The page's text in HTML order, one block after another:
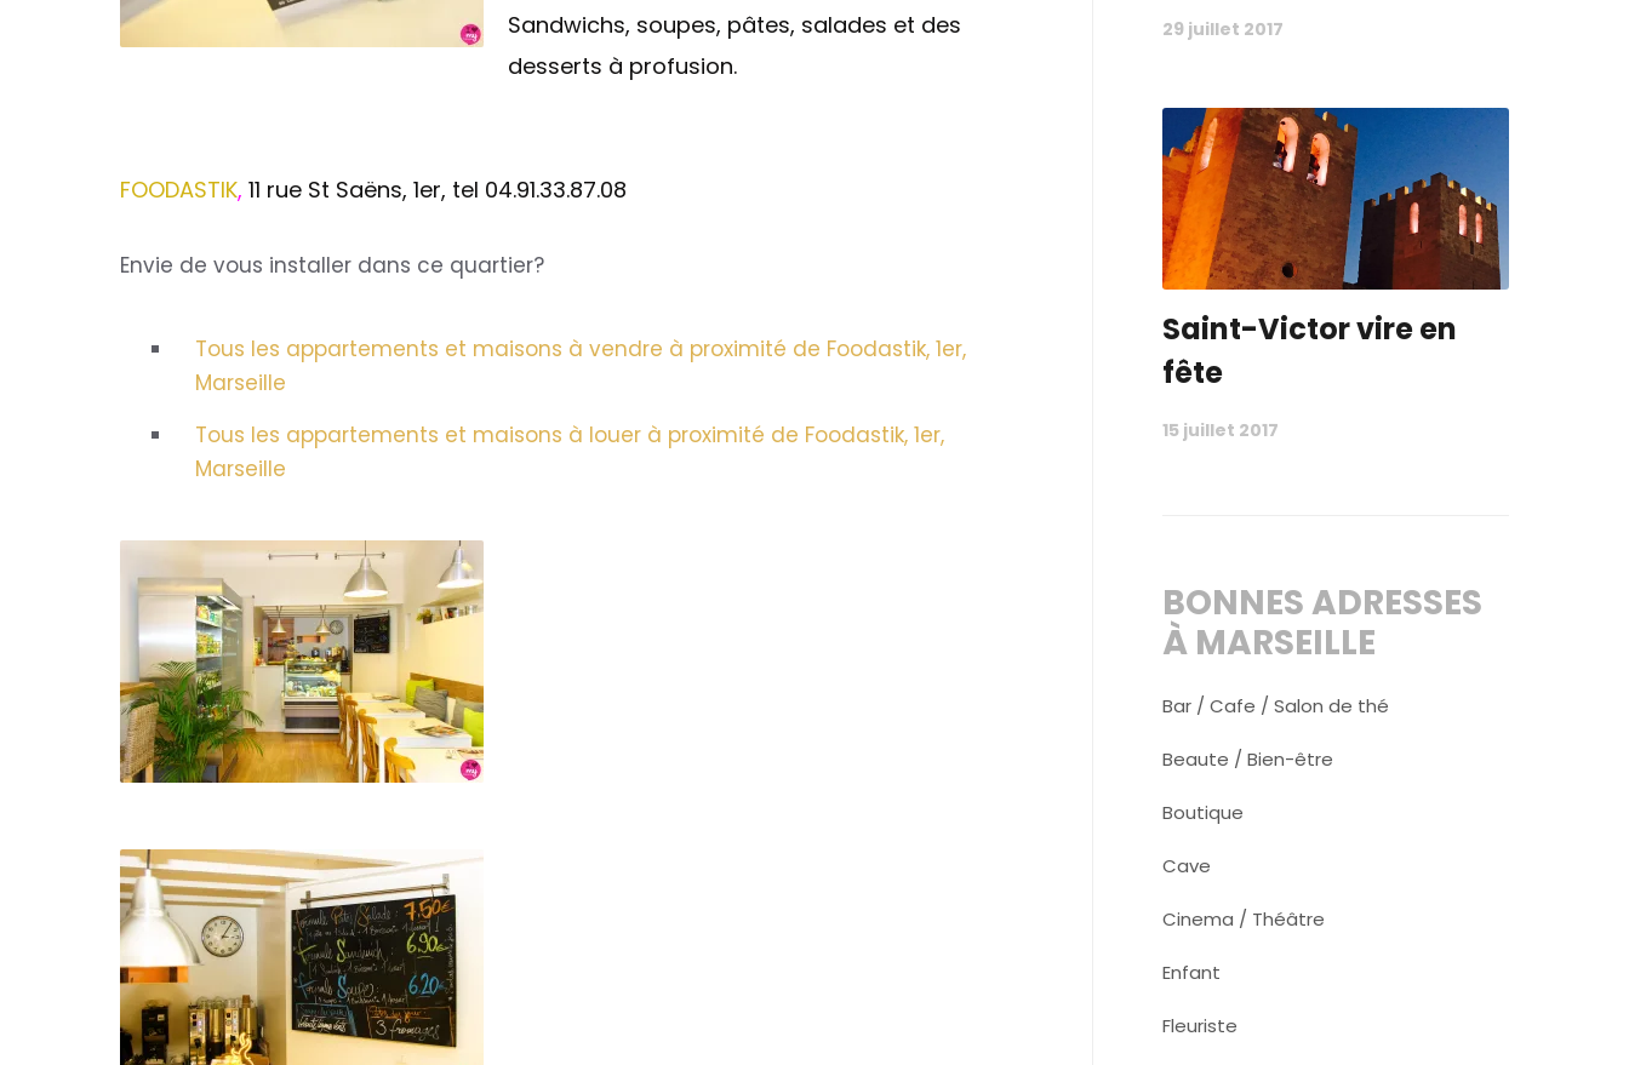
Sandwichs, soupes, pâtes, salades et des
desserts à profusion.
FOODASTIK, 11 rue St Saëns, 1er, tel 04.91.33.87.08
Envie de vous installer dans ce quartier?
Tous les appartements et maisons à vendre à proximité de Foodastik, 1er,
Marseille
Tous les appartements et maisons à louer à proximité de Foodastik, 1er,
Marseille
29 juillet 2017
Saint-Victor vire en
fête
15 juillet 2017
BONNES ADRESSES
À MARSEILLE
Bar / Cafe / Salon de thé
Beaute / Bien-être
Boutique
Cave
Cinema / Théâtre
Enfant
Fleuriste